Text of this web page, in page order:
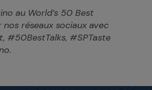
au World’s 50 Best
réseaux sociaux avec
#50BestTalks, #SPTaste
.